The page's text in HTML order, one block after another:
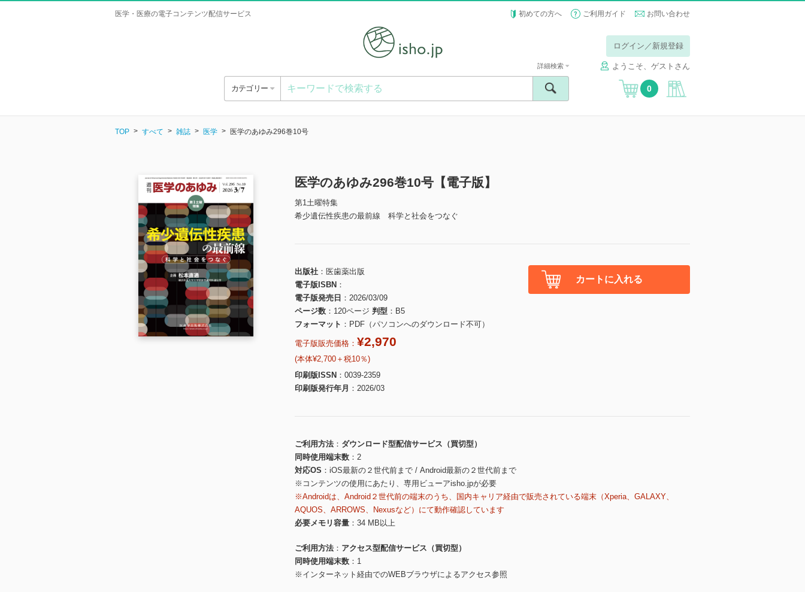
医学・医療の電子コンテンツ配信サービス 初めての方へ ご利用ガイド お問い合わせ
ログイン／新規登録
ようこそ、ゲストさん
カテゴリー
詳細検索
0
TOP すべて 雑誌 医学 医学のあゆみ296巻10号
医学のあゆみ296巻10号【電子版】
第1土曜特集
希少遺伝性疾患の最前線 科学と社会をつなぐ
出版社
医歯薬出版
電子版ISBN
電子版発売日
2026/03/09
ページ数
120ページ 判型
B5
フォーマット
PDF（パソコンへのダウンロード不可）
電子版販売価格： ¥2,970
(本体¥2,700＋税10％)
印刷版ISSN
0039-2359
印刷版発行年月
2026/03
カートに入れる
ご利用方法
ダウンロード型配信サービス（買切型）
同時使用端末数
2
対応OS
iOS最新の２世代前まで / Android最新の２世代前まで
※コンテンツの使用にあたり、専用ビューアisho.jpが必要
※Androidは、Android２世代前の端末のうち、国内キャリア経由で販売されている端末（Xperia、GALAXY、
AQUOS、ARROWS、Nexusなど）にて動作確認しています
必要メモリ容量
34 MB以上
ご利用方法
アクセス型配信サービス（買切型）
同時使用端末数
1
※インターネット経由でのWEBブラウザによるアクセス参照